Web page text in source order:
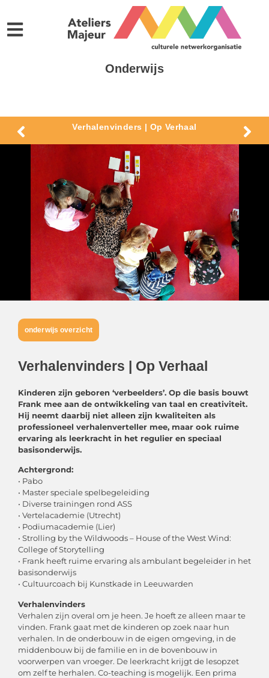
Onderwijs
Verhalenvinders | Op Verhaal
onderwijs overzicht
Verhalenvinders | Op Verhaal
Kinderen zijn geboren ‘verbeelders’. Op die basis bouwt
Frank mee aan de ontwikkeling van taal en creativiteit.
Hij neemt daarbij niet alleen zijn kwaliteiten als
professioneel verhalenverteller mee, maar ook ruime
ervaring als leerkracht in het regulier en speciaal
basisonderwijs.
Achtergrond:
• Pabo
• Master speciale spelbegeleiding
• Diverse trainingen rond ASS
• Vertelacademie (Utrecht)
• Podiumacademie (Lier)
• Strolling by the Wildwoods – House of the West Wind:
College of Storytelling
• Frank heeft ruime ervaring als ambulant begeleider in het
basisonderwijs
• Cultuurcoach bij Kunstkade in Leeuwarden
Verhalenvinders
Verhalen zijn overal om je heen. Je hoeft ze alleen maar te
vinden. Frank gaat met de kinderen op zoek naar hun
verhalen. In de onderbouw in de eigen omgeving, in de
middenbouw bij de familie en in de bovenbouw in
voorwerpen van vroeger. De leerkracht krijgt de lesopzet
om zelf te herhalen. Co-teaching is mogelijk. Een prima